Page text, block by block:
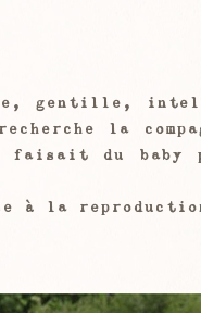
gentille,
la
faisait du baby
à la